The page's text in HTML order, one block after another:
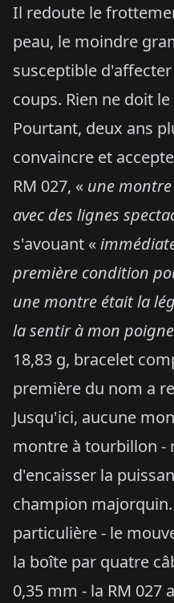
Il redoute le
peau, le moindre
susceptible
coups. Rien ne doit
Pourtant, deux ans
convaincre et
RM 027, « une
avec des lignes
s'avouant «
première condition
une montre était la
la sentir à mon
18,83 g, bracelet
première du nom a
Jusqu'ici, aucune
montre à tourbillon -
d'encaisser la
champion
particulière - le
la boîte par quatre
0,35 mm - la RM 027